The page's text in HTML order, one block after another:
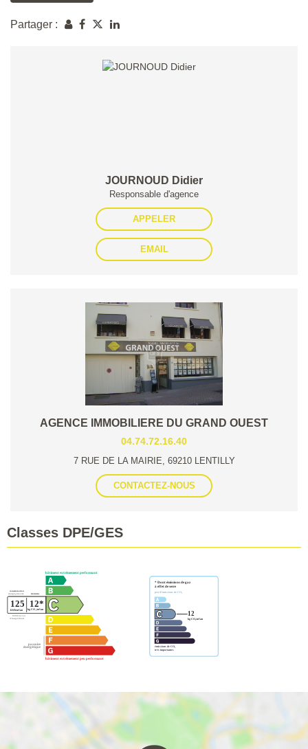
Partager :
JOURNOUD Didier
Responsable d'agence
APPELER
EMAIL
AGENCE IMMOBILIERE DU GRAND OUEST
04.74.72.16.40
7 RUE DE LA MAIRIE, 69210 LENTILLY
CONTACTEZ-NOUS
Classes DPE/GES